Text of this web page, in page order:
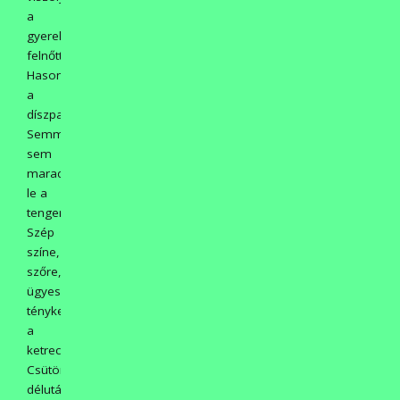
a
gyerekek,
felnőttek.
Hasonlóan
a
díszpatkányhoz!
Semmivel
sem
marad
le a
tengerimalactól.
Szép
színe,
szőre,
ügyesen
ténykedett
a
ketrecében.
Csütörtök
délután